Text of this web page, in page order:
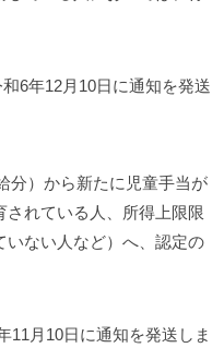
6年12月10日に通知を発送
分）から新たに児童手当が
れている人、所得上限限
いない人など）へ、認定の
11月10日に通知を発送しま